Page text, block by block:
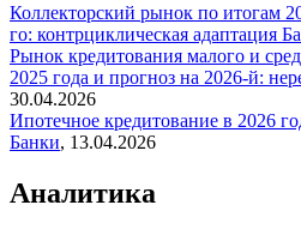
Коллекторский рынок по итогам
го: контрциклическая адаптация
Рынок кредитования малого и
2025 года и прогноз на 2026-й:
30.04.2026
Ипотечное кредитование в 2026
Банки, 13.04.2026
Аналитика